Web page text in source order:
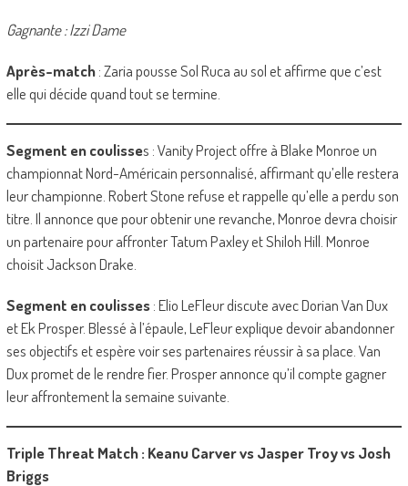
Gagnante : Izzi Dame
Après-match: Zaria pousse Sol Ruca au sol et affirme que c’est
elle qui décide quand tout se termine.
Segment en coulisses : Vanity Project offre à Blake Monroe un
championnat Nord-Américain personnalisé, affirmant qu’elle restera
leur championne. Robert Stone refuse et rappelle qu’elle a perdu son
titre. Il annonce que pour obtenir une revanche, Monroe devra choisir
un partenaire pour affronter Tatum Paxley et Shiloh Hill. Monroe
choisit Jackson Drake.
Segment en coulisses: Elio LeFleur discute avec Dorian Van Dux
et Ek Prosper. Blessé à l’épaule, LeFleur explique devoir abandonner
ses objectifs et espère voir ses partenaires réussir à sa place. Van
Dux promet de le rendre fier. Prosper annonce qu’il compte gagner
leur affrontement la semaine suivante.
Triple Threat Match : Keanu Carver vs Jasper Troy vs Josh
Briggs